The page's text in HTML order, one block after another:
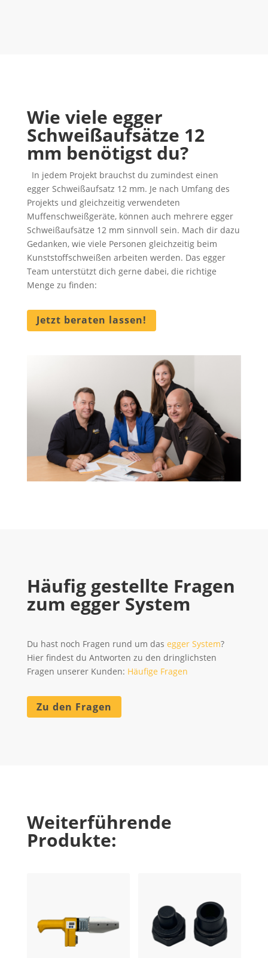
Wie viele egger
Schweißaufsätze 12
mm benötigst du?
In jedem Projekt brauchst du zumindest einen
egger Schweißaufsatz 12 mm. Je nach Umfang des
Projekts und gleichzeitig verwendeten
Muffenschweißgeräte, können auch mehrere egger
Schweißaufsätze 12 mm sinnvoll sein. Mach dir dazu
Gedanken, wie viele Personen gleichzeitig beim
Kunststoffschweißen arbeiten werden. Das egger
Team unterstützt dich gerne dabei, die richtige
Menge zu finden:
Jetzt beraten lassen!
Häufig gestellte Fragen
zum egger System
Du hast noch Fragen rund um das egger System?
Hier findest du Antworten zu den dringlichsten
Fragen unserer Kunden: Häufige Fragen
Zu den Fragen
Weiterführende
Produkte: